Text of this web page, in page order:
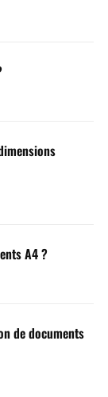
A4 ?
de documents